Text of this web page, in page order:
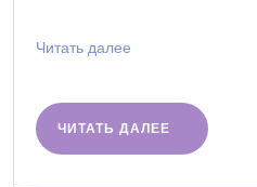
Читать далее
ЧИТАТЬ ДАЛЕЕ
ЧИТАТЬ
ДАЛЕЕ